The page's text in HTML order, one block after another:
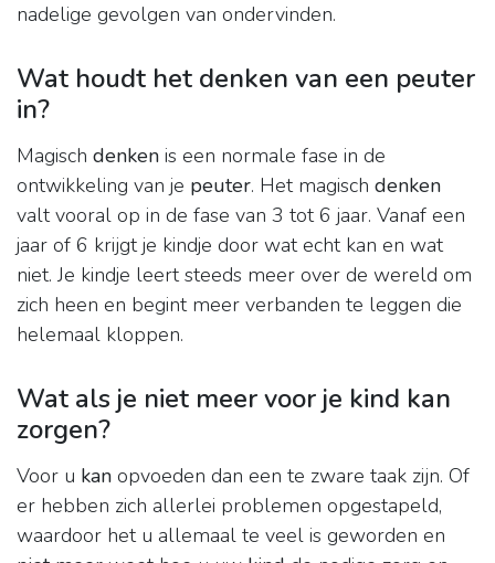
nadelige gevolgen van ondervinden.
Wat houdt het denken van een peuter
in?
Magisch denken is een normale fase in de
ontwikkeling van je peuter. Het magisch denken
valt vooral op in de fase van 3 tot 6 jaar. Vanaf een
jaar of 6 krijgt je kindje door wat echt kan en wat
niet. Je kindje leert steeds meer over de wereld om
zich heen en begint meer verbanden te leggen die
helemaal kloppen.
Wat als je niet meer voor je kind kan
zorgen?
Voor u kan opvoeden dan een te zware taak zijn. Of
er hebben zich allerlei problemen opgestapeld,
waardoor het u allemaal te veel is geworden en